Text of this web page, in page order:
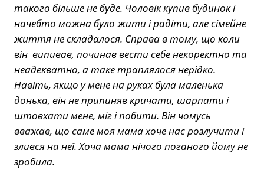
такого більше не буде. Чоловік купив будинок і
начебто можна було жити і радіти, але сімейне
життя не складалося. Справа в тому, що коли
він випивав, починав вести себе некоректно та
неадекватно, а таке траплялося нерідко.
Навіть, якщо у мене на руках була маленька
донька, він не припиняв кричати, шарпати і
штовхати мене, міг і побити. Він чомусь
вважав, що саме моя мама хоче нас розлучити і
злився на неї. Хоча мама нічого поганого йому не
зробила.